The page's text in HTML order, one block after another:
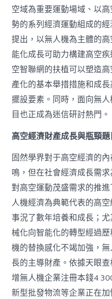
空域為重要運動場域、以
勢的系列經濟運動組成的
提出，以無人機為主體的
能化成長可助力構建高空
空智聯網的扶植可以塑造
產化的基本舉措措施和成
擺設要素。同時，面向無
目也正成為迷信研討熱門。
高空經濟財產成長與瓶頸題
固然學界對于高空經濟的
鳴，但在社會經濟成長需
對高空運動茂盛需求的推
人機經濟為典範代表的高
事況了數年培養和成長；
械化向智能化的轉型經過
機的替換感化不竭加強，
長的主導財產。依據天眼
增無人機企業注冊本錢4
新型批發物流等企業正在